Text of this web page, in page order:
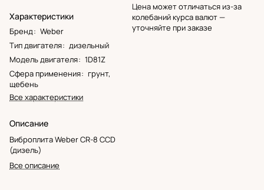
Характеристики
Бренд: Weber
Тип двигателя: дизельный
Модель двигателя: 1D81Z
Сфера применения: грунт,
щебень
Все характеристики
Описание
Виброплита Weber CR-8 CCD
(дизель)
Все описание
Цена может отличаться из-за
колебаний курса валют —
уточняйте при заказе